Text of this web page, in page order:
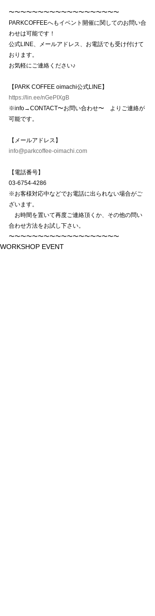
〜〜〜〜〜〜〜〜〜〜〜〜〜〜〜〜〜〜〜
PARKCOFFEEへもイベント開催に関してのお問い合
わせは可能です！
公式LINE、メールアドレス、お電話でも受け付けて
おります。
お気軽にご連絡ください♪
【PARK COFFEE oimachi公式LINE】
https://lin.ee/nGePIXgB
※info→CONTACT〜お問い合わせ〜　よりご連絡が
可能です。
【メールアドレス】
info@parkcoffee-oimachi.com
【電話番号】
03-6754-4286
※お客様対応中などでお電話に出られない場合がご
ざいます。
お時間を置いて再度ご連絡頂くか、その他の問い
合わせ方法をお試し下さい。
〜〜〜〜〜〜〜〜〜〜〜〜〜〜〜〜〜〜〜
WORKSHOP EVENT